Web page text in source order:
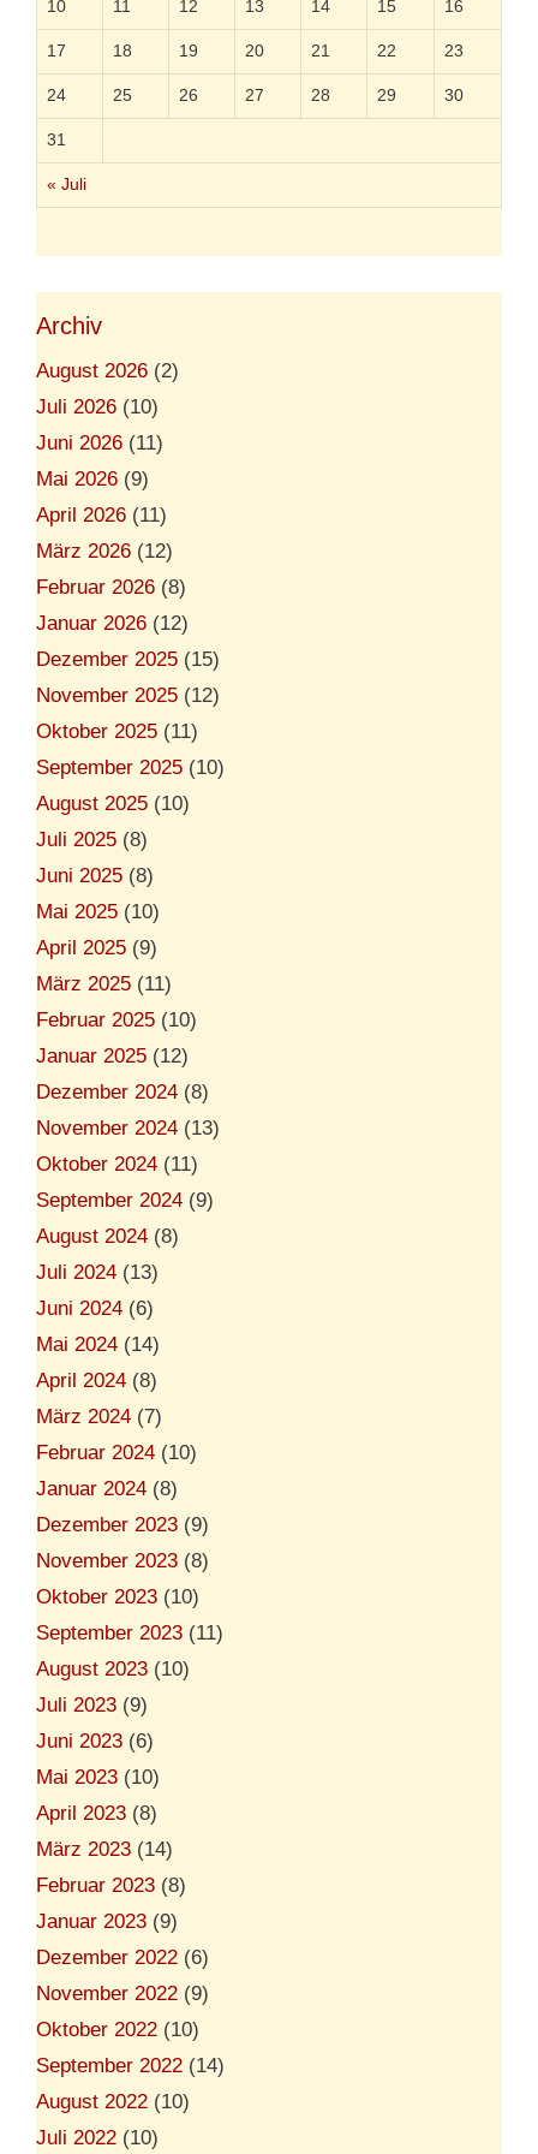
c
e
T
ü
m
h
a
u
e
« Juli
10 11 12 13 14 15 16
17 18 19 20 21 22 23
24 25 26 27 28 29 30
31
Archiv
August 2026 (2)
Juli 2026 (10)
Juni 2026 (11)
Mai 2026 (9)
April 2026 (11)
März 2026 (12)
Februar 2026 (8)
Januar 2026 (12)
Dezember 2025 (15)
November 2025 (12)
Oktober 2025 (11)
September 2025 (10)
August 2025 (10)
Juli 2025 (8)
Juni 2025 (8)
Mai 2025 (10)
April 2025 (9)
März 2025 (11)
Februar 2025 (10)
Januar 2025 (12)
Dezember 2024 (8)
November 2024 (13)
Oktober 2024 (11)
September 2024 (9)
August 2024 (8)
Juli 2024 (13)
Juni 2024 (6)
Mai 2024 (14)
April 2024 (8)
März 2024 (7)
Februar 2024 (10)
Januar 2024 (8)
Dezember 2023 (9)
November 2023 (8)
Oktober 2023 (10)
September 2023 (11)
August 2023 (10)
Juli 2023 (9)
Juni 2023 (6)
Mai 2023 (10)
April 2023 (8)
März 2023 (14)
Februar 2023 (8)
Januar 2023 (9)
Dezember 2022 (6)
November 2022 (9)
Oktober 2022 (10)
September 2022 (14)
August 2022 (10)
Juli 2022 (10)